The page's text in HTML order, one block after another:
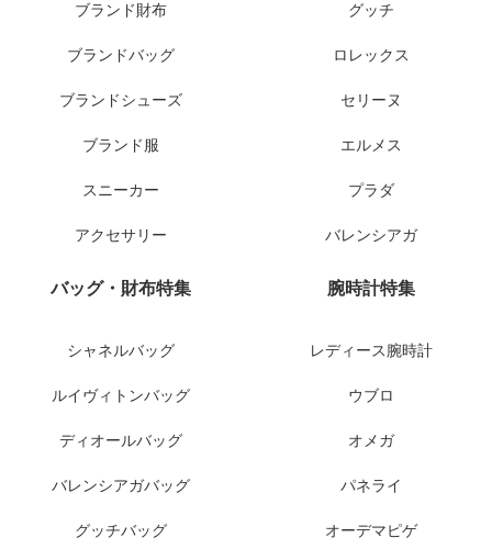
ブランド財布
ブランドバッグ
ブランドシューズ
ブランド服
スニーカー
アクセサリー
グッチ
ロレックス
セリーヌ
エルメス
プラダ
バレンシアガ
バッグ・財布特集
シャネルバッグ
ルイヴィトンバッグ
ディオールバッグ
バレンシアガバッグ
グッチバッグ
腕時計特集
レディース腕時計
ウブロ
オメガ
パネライ
オーデマピゲ